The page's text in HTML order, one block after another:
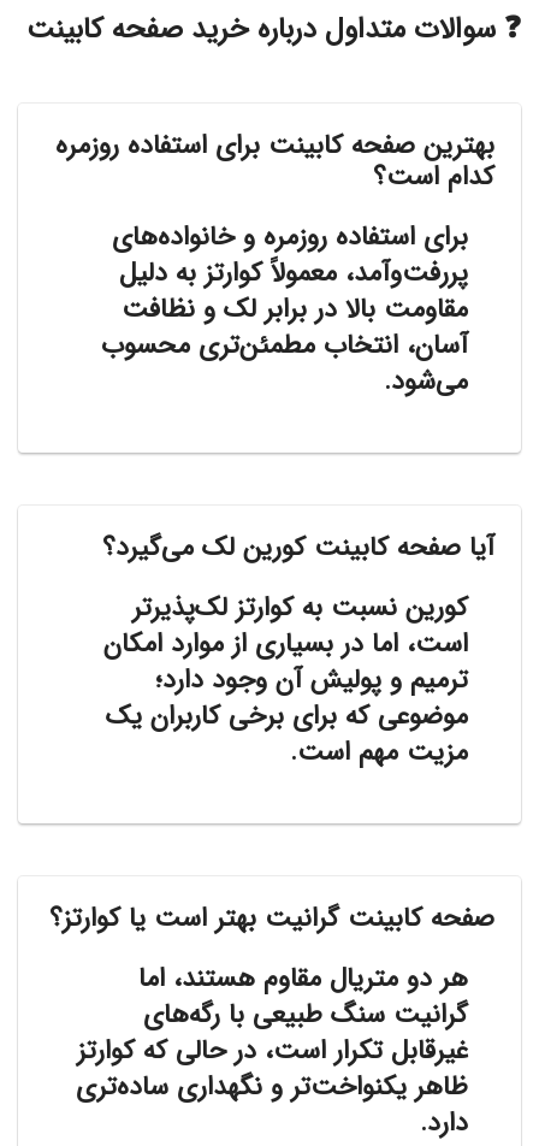
❓ سوالات متداول درباره خرید صفحه کابینت
بهترین صفحه کابینت برای استفاده روزمره
کدام است؟
برای استفاده روزمره و خانواده‌های
پررفت‌وآمد، معمولاً کوارتز به دلیل
مقاومت بالا در برابر لک و نظافت
آسان، انتخاب مطمئن‌تری محسوب
می‌شود.
آیا صفحه کابینت کورین لک می‌گیرد؟
کورین نسبت به کوارتز لک‌پذیرتر
است، اما در بسیاری از موارد امکان
ترمیم و پولیش آن وجود دارد؛
موضوعی که برای برخی کاربران یک
مزیت مهم است.
صفحه کابینت گرانیت بهتر است یا کوارتز؟
هر دو متریال مقاوم هستند، اما
گرانیت سنگ طبیعی با رگه‌های
غیرقابل تکرار است، در حالی که کوارتز
ظاهر یکنواخت‌تر و نگهداری ساده‌تری
دارد.